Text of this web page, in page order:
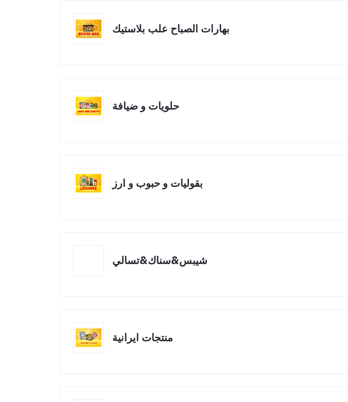
بهارات الصباح علب بلاستيك
حلويات و ضيافة
بقوليات و حبوب و ارز
شيبس&سناك&تسالي
منتجات ايرانية